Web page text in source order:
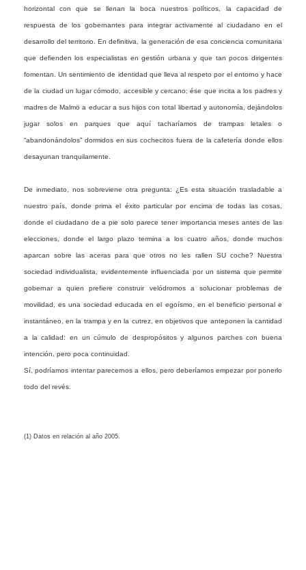
horizontal con que se llenan la boca nuestros políticos, la capacidad de
respuesta de los gobernantes para integrar activamente al ciudadano en el
desarrollo del territorio. En definitiva, la generación de esa conciencia comunitaria
que defienden los especialistas en gestión urbana y que tan pocos dirigentes
fomentan. Un sentimiento de identidad que lleva al respeto por el entorno y hace
de la ciudad un lugar cómodo, accesible y cercano; ése que incita a los padres y
madres de Malmö a educar a sus hijos con total libertad y autonomía, dejándolos
jugar solos en parques que aquí tacharíamos de trampas letales o
“abandonándolos” dormidos en sus cochecitos fuera de la cafetería donde ellos
desayunan tranquilamente.
De inmediato, nos sobreviene otra pregunta: ¿Es esta situación trasladable a
nuestro país, donde prima el éxito particular por encima de todas las cosas,
donde el ciudadano de a pie solo parece tener importancia meses antes de las
elecciones, donde el largo plazo termina a los cuatro años, donde muchos
aparcan sobre las aceras para que otros no les rallen SU coche? Nuestra
sociedad individualista, evidentemente influenciada por un sistema que permite
gobernar a quien prefiere construir velódromos a solucionar problemas de
movilidad, es una sociedad educada en el egoísmo, en el beneficio personal e
instantáneo, en la trampa y en la cutrez, en objetivos que anteponen la cantidad
a la calidad: en un cúmulo de despropósitos y algunos parches con buena
intención, pero poca continuidad.
Sí, podríamos intentar parecernos a ellos, pero deberíamos empezar por ponerlo
todo del revés.
(1) Datos en relación al año 2005.